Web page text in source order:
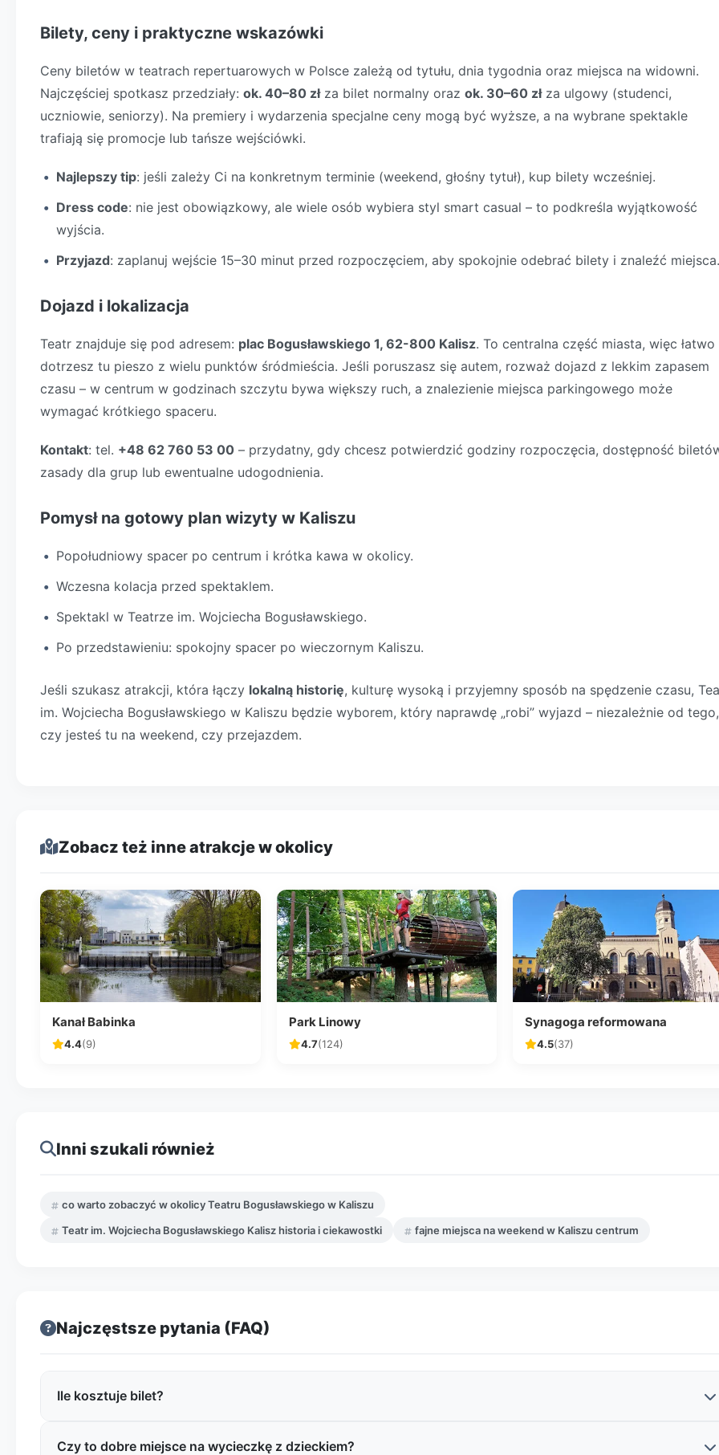
Bilety, ceny i praktyczne wskazówki
Ceny biletów w teatrach repertuarowych w Polsce zależą od tytułu, dnia tygodnia oraz miejsca na widowni.
Najczęściej spotkasz przedziały: ok. 40–80 złza bilet normalny oraz ok. 30–60 złza ulgowy (studenci,
uczniowie, seniorzy). Na premiery i wydarzenia specjalne ceny mogą być wyższe, a na wybrane spektakle
trafiają się promocje lub tańsze wejściówki.
Najlepszy tip: jeśli zależy Ci na konkretnym terminie (weekend, głośny tytuł), kup bilety wcześniej.
Dress code: nie jest obowiązkowy, ale wiele osób wybiera styl smart casual – to podkreśla wyjątkowość
wyjścia.
Przyjazd: zaplanuj wejście 15–30 minut przed rozpoczęciem, aby spokojnie odebrać bilety i znaleźć miejsca.
Dojazd i lokalizacja
Teatr znajduje się pod adresem: plac Bogusławskiego 1, 62-800 Kalisz. To centralna część miasta, więc łatwo
dotrzesz tu pieszo z wielu punktów śródmieścia. Jeśli poruszasz się autem, rozważ dojazd z lekkim zapasem
czasu – w centrum w godzinach szczytu bywa większy ruch, a znalezienie miejsca parkingowego może
wymagać krótkiego spaceru.
Kontakt: tel. +48 62 760 53 00 – przydatny, gdy chcesz potwierdzić godziny rozpoczęcia, dostępność
zasady dla grup lub ewentualne udogodnienia.
Pomysł na gotowy plan wizyty w Kaliszu
Popołudniowy spacer po centrum i krótka kawa w okolicy.
Wczesna kolacja przed spektaklem.
Spektakl w Teatrze im. Wojciecha Bogusławskiego.
Po przedstawieniu: spokojny spacer po wieczornym Kaliszu.
Jeśli szukasz atrakcji, która łączy lokalną historię, kulturę wysoką i przyjemny sposób na spędzenie czasu,
im. Wojciecha Bogusławskiego w Kaliszu będzie wyborem, który naprawdę „robi” wyjazd – niezależnie od tego,
czy jesteś tu na weekend, czy przejazdem.
Zobacz też inne atrakcje w okolicy
Kanał Babinka
4.4(9)
Park Linowy
4.7(124)
Synagoga reformowana
4.5(37)
Inni szukali również
co warto zobaczyć w okolicy Teatru Bogusławskiego w Kaliszu
Teatr im. Wojciecha Bogusławskiego Kalisz historia i ciekawostki
fajne miejsca na weekend w Kaliszu centrum
Najczęstsze pytania (FAQ)
Ile kosztuje bilet?
Najczęściej bilety na spektakle w tego typu teatrach kosztują orientacyjnie: ok. 40–80 zł (normalny) oraz 30–60 zł
Czy to dobre miejsce na wycieczkę z dzieckiem?